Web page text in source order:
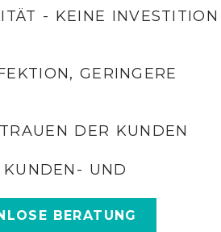
- KEINE INVESTITION
GERINGERE
DER KUNDEN
KUNDEN- UND
BERATUNG